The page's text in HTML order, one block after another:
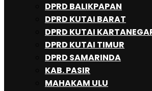
DPRD BALIKPAPAN
DPRD KUTAI BARAT
DPRD KUTAI
DPRD KUTAI TIMUR
DPRD SAMARINDA
KAB. PASIR
MAHAKAM ULU